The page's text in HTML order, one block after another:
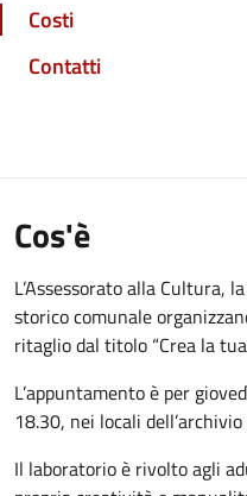
Costi
Contatti
Cos'è
L’Assessorato alla Cultura,
storico comunale
ritaglio dal titolo “Crea la
L’appuntamento è per
18.30, nei locali
Il laboratorio è rivolto agli